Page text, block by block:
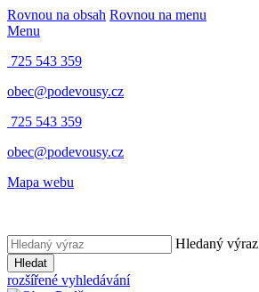
Rovnou na obsah Rovnou na menu
Menu
725 543 359
obec@podevousy.cz
725 543 359
obec@podevousy.cz
Mapa webu
Hledaný výraz
Hledat
rozšířené vyhledávání